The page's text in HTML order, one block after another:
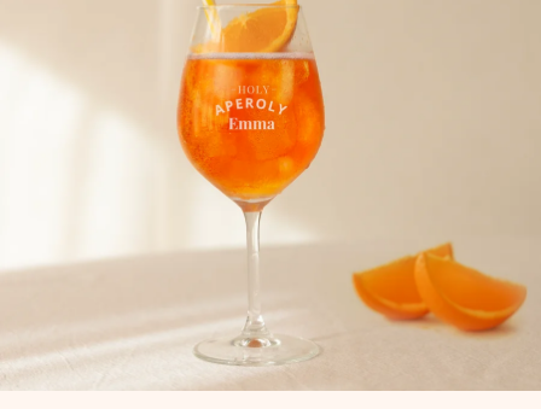
Nos cadeaux sont appréciés. Les clients nous attribuent
une note de 4,9 sur Google Reviews (total de tous les
pays où nous sommes présents).
Carte de vœux gratuite
Créez quelque chose d’unique en quelques étapes – avec
son prénom, votre photo ou un message qui touche le cœur.
Sans complications, juste tout l’amour pour le moment idéal.